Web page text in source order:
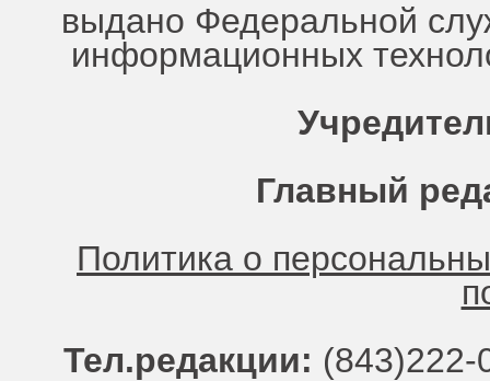
выдано Федеральной
информационных
Главный
Политика о
Тел.редакции: